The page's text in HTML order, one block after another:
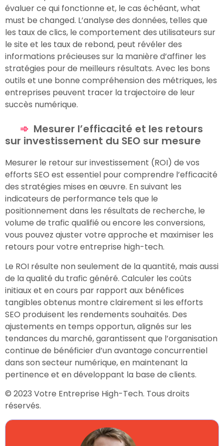
évaluer ce qui fonctionne et, le cas échéant, what
must be changed. L’analyse des données, telles que
les taux de clics, le comportement des utilisateurs sur
le site et les taux de rebond, peut révéler des
informations précieuses sur la manière d’affiner les
stratégies pour de meilleurs résultats. Avec les bons
outils et une bonne compréhension des métriques, les
entreprises peuvent tracer la trajectoire de leur
succès numérique.
Mesurer l’efficacité et les retours
sur investissement du SEO sur mesure
Mesurer le retour sur investissement (ROI) de vos
efforts SEO est essentiel pour comprendre l’efficacité
des stratégies mises en œuvre. En suivant les
indicateurs de performance tels que le
positionnement dans les résultats de recherche, le
volume de trafic qualifié ou encore les conversions,
vous pouvez ajuster votre approche et maximiser les
retours pour votre entreprise high-tech.
Le ROI résulte non seulement de la quantité, mais aussi
de la qualité du trafic généré. Calculer les coûts
initiaux et en cours par rapport aux bénéfices
tangibles obtenus montre clairement si les efforts
SEO produisent les rendements souhaités. Des
ajustements en temps opportun, alignés sur les
tendances du marché, garantissent que l’organisation
continue de bénéficier d’un avantage concurrentiel
dans son secteur numérique, en maintenant la
pertinence et en développant la base de clients.
© 2023 Votre Entreprise High-Tech. Tous droits
réservés.